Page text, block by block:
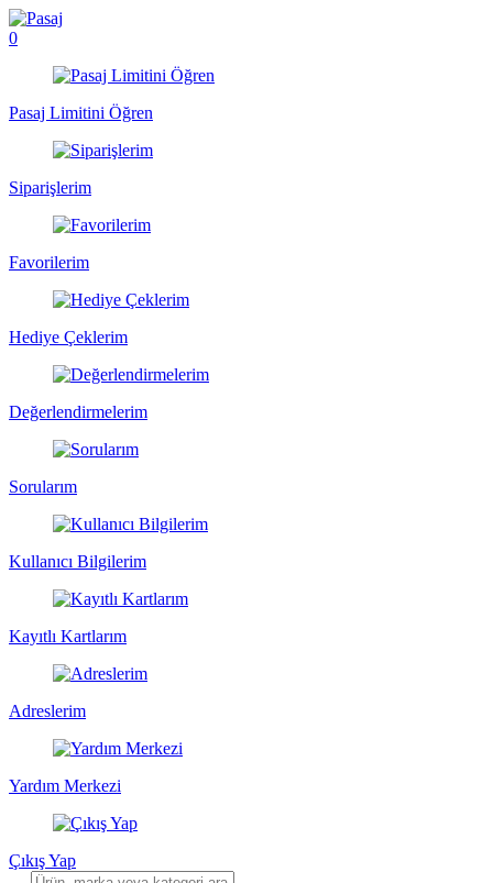
0
Pasaj Limitini Öğren
Siparişlerim
Favorilerim
Hediye Çeklerim
Değerlendirmelerim
Sorularım
Kullanıcı Bilgilerim
Kayıtlı Kartlarım
Adreslerim
Yardım Merkezi
Çıkış Yap